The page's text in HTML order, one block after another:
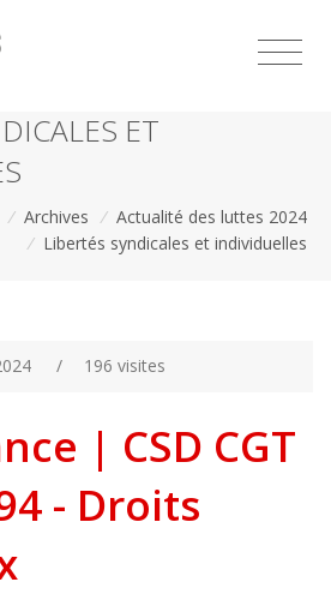
ET
/ Archives / Actualité des luttes 2024
/ Libertés syndicales et individuelles
/ 196 visites
| CSD CGT
- Droits